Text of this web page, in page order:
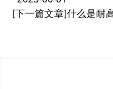
[下一篇文章]什么是耐